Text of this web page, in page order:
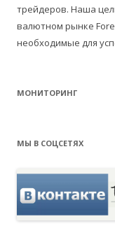
трейдеров. Наша
валютном рынке
необходимые для
МОНИТОРИНГ
МЫ В СОЦСЕТЯХ